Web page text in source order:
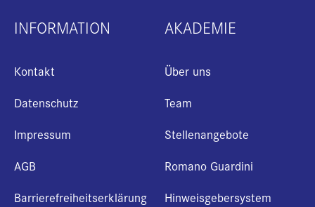
INFORMATION
Kontakt
Datenschutz
Impressum
AGB
Barrierefreiheitserklärung
AKADEMIE
Über uns
Team
Stellenangebote
Romano Guardini
Hinweisgebersystem